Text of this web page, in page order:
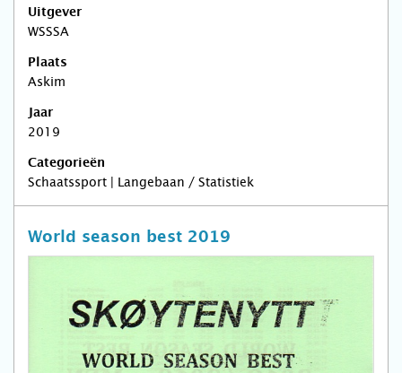
Uitgever
WSSSA
Plaats
Askim
Jaar
2019
Categorieën
Schaatssport | Langebaan / Statistiek
World season best 2019